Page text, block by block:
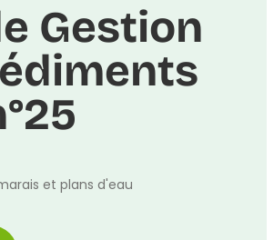
Gestion
et plans d'eau